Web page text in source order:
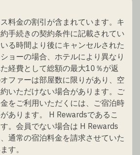
料金の割引が含まれています。キ
手続きの契約条件に記載されてい
る時間より後にキャンセルされた
ョーの場合、ホテルにより異なり
経費として総額の最大10％が返
ファーは部屋数に限りがあり、空
いただけない場合があります。ご
をご利用いただくには、ご宿泊時
あります。 H Rewardsであるこ
。会員でない場合は H Rewards
通常の宿泊料金を請求させていた
す。